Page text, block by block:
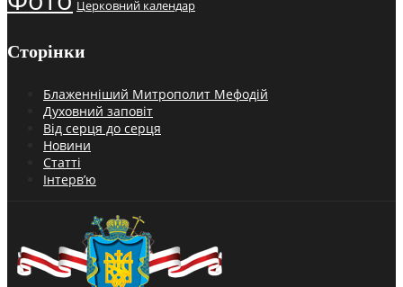
Церковний календар
Сторінки
Блаженніший Митрополит Мефодій
Духовний заповіт
Від серця до серця
Новини
Статті
Інтерв’ю